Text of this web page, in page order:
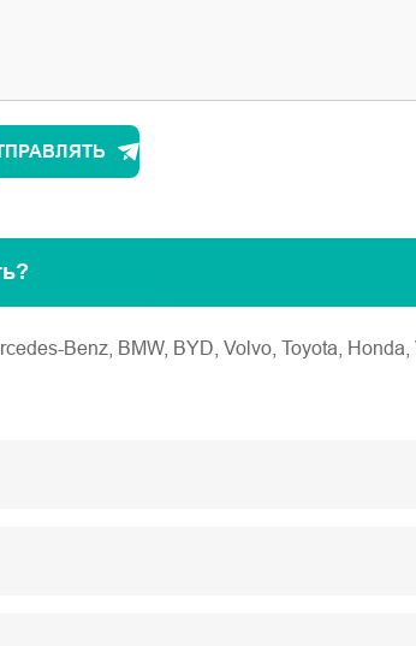
Benz, BMW, BYD, Volvo, Toyota, Honda,